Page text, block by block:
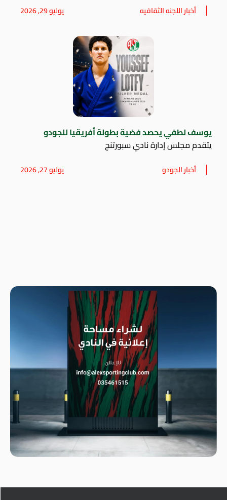
أخبار اللجنه الثقافيه يوليو 29, 2026
يوسف لطفي يحصد فضية بطولة أفريقيا للجودو
يتقدم مجلس إدارة نادي سبورتنج
أخبار الجودو يوليو 27, 2026